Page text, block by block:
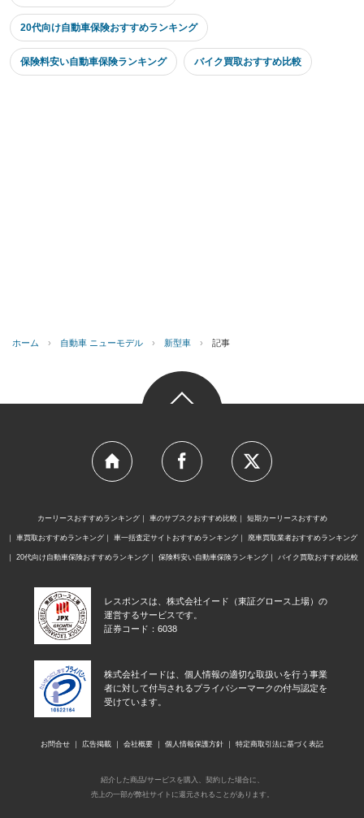
20代向け自動車保険おすすめランキング
保険料安い自動車保険ランキング バイク買取おすすめ比較
ホーム › 自動車 ニューモデル › 新型車 › 記事
カーリースおすすめランキング 車のサブスクおすすめ比較 短期カーリースおすすめ
車買取おすすめランキング 車一括査定サイトおすすめランキング 廃車買取業者おすすめランキング
20代向け自動車保険おすすめランキング 保険料安い自動車保険ランキング バイク買取おすすめ比較
レスポンスは、株式会社イード（東証グロース上場）の
運営するサービスです。
証券コード：6038
株式会社イードは、個人情報の適切な取扱いを行う事業
者に対して付与されるプライバシーマークの付与認定を
受けています。
お問合せ 広告掲載 会社概要 個人情報保護方針 特定商取引法に基づく表記
紹介した商品/サービスを購入、契約した場合に、
売上の一部が弊社サイトに還元されることがあります。